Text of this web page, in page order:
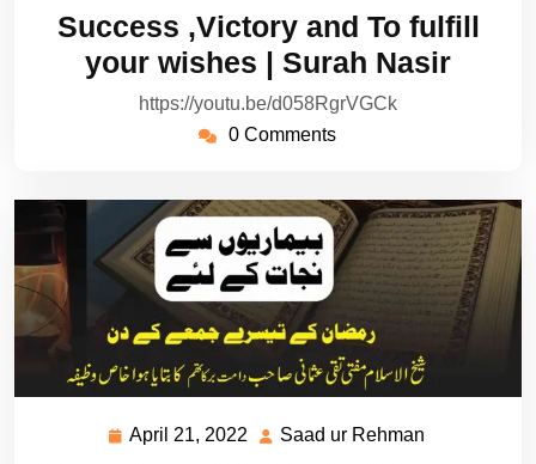
2022
Rehman
Success ,Victory and To fulfill
your wishes | Surah Nasir
https://youtu.be/d058RgrVGCk
0 Comments
April 21, 2022
AprilSaad ur Rehman